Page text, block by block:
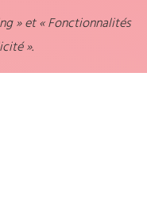
» et « Fonctionnalités
».